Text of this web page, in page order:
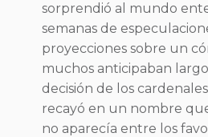
sorprendió al mundo
semanas de
proyecciones sobre un
muchos anticipaban
decisión de los
recayó en un nombre
no aparecía entre los